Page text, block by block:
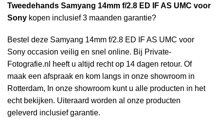
Tweedehands Samyang 14mm f/2.8 ED IF AS UMC voor
Sony kopen inclusief 3 maanden garantie?
Bestel deze Samyang 14mm f/2.8 ED IF AS UMC voor
Sony occasion veilig en snel online. Bij Private-
Fotografie.nl heeft u altijd recht op 14 dagen retour. Of
maak een afspraak en kom langs in onze showroom in
Rotterdam, In onze showroom kunt u alle producten in het
echt bekijken. Uiteraard worden al onze producten
geleverd inclusief garantie.